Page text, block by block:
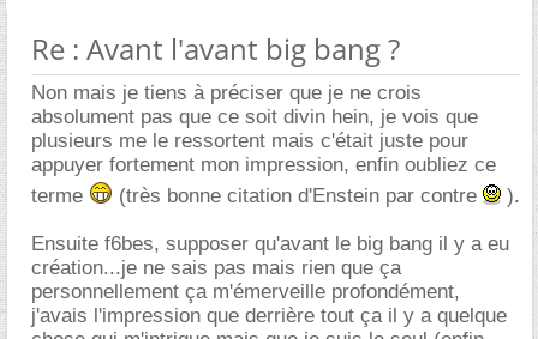
Re : Avant l'avant big bang ?
Non mais je tiens à préciser que je ne crois
absolument pas que ce soit divin hein, je vois que
plusieurs me le ressortent mais c'était juste pour
appuyer fortement mon impression, enfin oubliez ce
terme
(très bonne citation d'Enstein par contre ).
Ensuite f6bes, supposer qu'avant le big bang il y a eu
création...je ne sais pas mais rien que ça
personnellement ça m'émerveille profondément,
j'avais l'impression que derrière tout ça il y a quelque